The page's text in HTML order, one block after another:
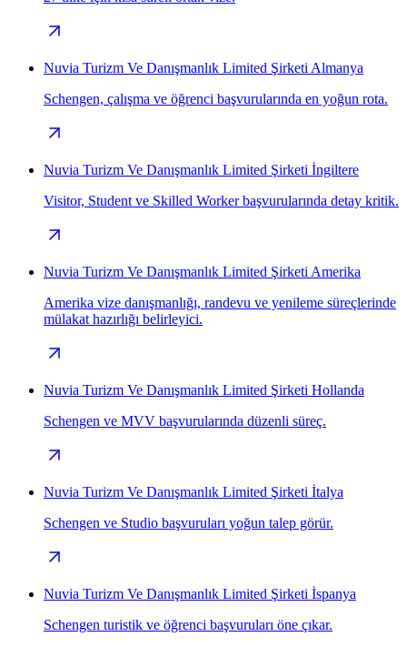
Nuvia Turizm Ve Danışmanlık Limited Şirketi Almanya
Schengen, çalışma ve öğrenci başvurularında en yoğun rota.
Nuvia Turizm Ve Danışmanlık Limited Şirketi İngiltere
Visitor, Student ve Skilled Worker başvurularında detay kritik.
Nuvia Turizm Ve Danışmanlık Limited Şirketi Amerika
Amerika vize danışmanlığı, randevu ve yenileme süreçlerinde
mülakat hazırlığı belirleyici.
Nuvia Turizm Ve Danışmanlık Limited Şirketi Hollanda
Schengen ve MVV başvurularında düzenli süreç.
Nuvia Turizm Ve Danışmanlık Limited Şirketi İtalya
Schengen ve Studio başvuruları yoğun talep görür.
Nuvia Turizm Ve Danışmanlık Limited Şirketi İspanya
Schengen turistik ve öğrenci başvuruları öne çıkar.